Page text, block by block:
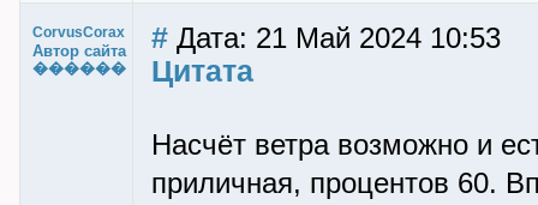
CorvusCorax
Автор сайта
������
# Дата: 21 Май 2024 10:53
Цитата
Насчёт ветра возможно и
приличная, процентов 60.